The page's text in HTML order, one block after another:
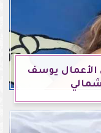
الأعمال يوسف